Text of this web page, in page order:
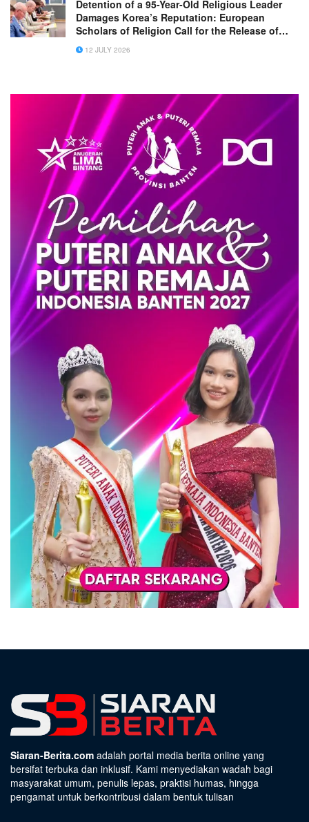
Detention of a 95-Year-Old Religious Leader
Damages Korea’s Reputation: European
Scholars of Religion Call for the Release of
Chairman Lee Man-hee
12 JULY 2026
Siaran-Berita.com adalah portal media berita online yang
bersifat terbuka dan inklusif. Kami menyediakan wadah bagi
masyarakat umum, penulis lepas, praktisi humas, hingga
pengamat untuk berkontribusi dalam bentuk tulisan